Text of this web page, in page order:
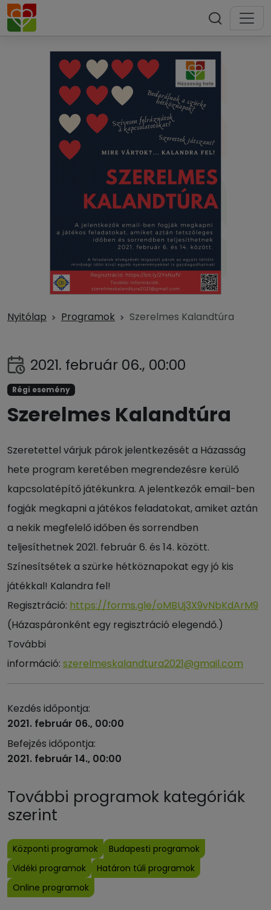
Nyitólap Programok Szerelmes Kalandtúra
2021. február 06., 00:00
Régi esemény
Szerelmes Kalandtúra
Szeretettel várjuk párok jelentkezését a Házasság
hete program keretében megrendezésre kerülő
kapcsolatépítő játékunkra. A jelentkezők email-ben
fogják megkapni a játékos feladatokat, amiket aztán
a nekik megfelelő időben és sorrendben
teljesíthetnek 2021. február 6. és 14. között.
Színesítsétek a szürke hétköznapokat egy jó kis
játékkal! Kalandra fel!
Regisztráció: https://forms.gle/oMBUj3X9vNbKdArM9
(Házaspáronként egy regisztráció elegendő.)
További
információ: szerelmeskalandtura2021@gmail.com
Kezdés időpontja:
2021. február 06., 00:00
Befejzés időpontja:
2021. február 14., 00:00
További programok kategóriák
szerint
Központi programok
Budapesti programok
Vidéki programok
Határon túli programok
Online programok